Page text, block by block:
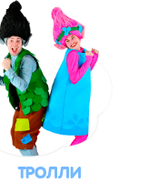
ТРОЛЛИ